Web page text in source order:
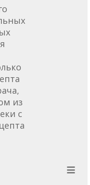
из
с
≡